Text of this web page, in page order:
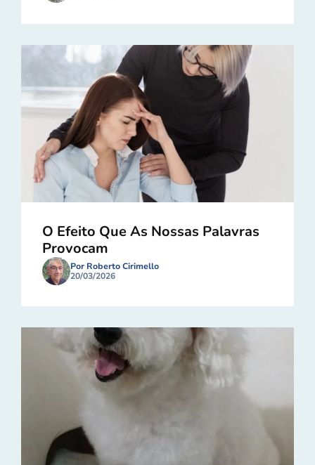
O Efeito Que As Nossas Palavras
Provocam
Por Roberto Cirimello
20/03/2026